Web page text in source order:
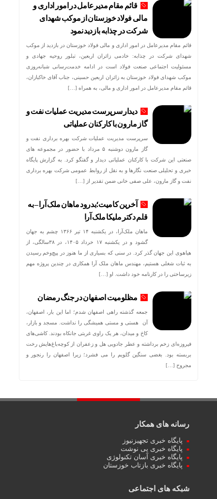
قائم مقام مدیرعامل در امور اداری و
مالی فولاد خوزستان از موکب شهدای
شرکت در چذابه بازدید نمود
قائم مقام مدیرعامل در امور اداری و مالی فولاد خوزستان در بازدید از موکب
شهدای شرکت در چذابه: خادمی زائران اربعین، تبلور روحیه جهادی و
مسئولیت اجتماعی صنعت فولاد است در ادامه خدمت‌رسانی شبانه‌روزی
موکب شهدای فولاد خوزستان به زائران اربعین حسینی، جناب آقای خاکبازان،
قائم مقام مدیرعامل در امور اداری و مالی، به همراه […]
دیدار سرپرست مدیریت عملیات نفت و
گاز مارون با کارکنان عملیاتی
سرپرست مدیریت عملیات شرکت بهره برداری نفت و
گاز مارون دوشنبه ۵ مرداد با حضور در مجموعه های
صنعتی این شرکت با کارکنان عملیاتی دیدار و گفتگو کرد. به گزارش پایگاه
خبری و تحلیلی صنعت نگارها و به نقل از روابط عمومی شرکت بهره برداری
نفت و گاز مارون، علی صفی خانی ضمن تقدیر از […]
آخرین کامیت؛بدرود ماهان ملک آرا – به
قلم دکتر ملیکا ملک آرا
ماهان ملک‌آرا، در یکشنبه ۱۴ تیر ۱۳۶۶ چشم به جهان
گشود و در یکشنبه ۱۷ خرداد ۱۴۰۵، در ۳۸سالگی، از
هیاهوی این جهان گذر کرد. در سنی که بسیاری از ما هنوز در پیچ‌وخم رسیدن
به ثبات شغلی هستیم، مهندس ماهان ملک آرا همکاری در چندین پروژه مهم
زیرساختی را در کارنامه خود داشت. او […]
مظلومیت اصفهان در جنگ رمضان
جمعه گذشته راهی اصفهان شدم؛ اما این بار، اصفهان،
آن هستی و مستی همیشگی را نداشت. مسجد و بازار،
کاخ و میدان، هر یک راوی غربتی جانکاه بودند. کاشی‌های
فیروزه‌ای زخم برداشته و عطر جادویی هل و زعفران از کوچه‌باغ‌هایش رخت
بربسته بود. بغضی سنگین گلویم را می فشرد؛ زیرا اصفهان را رنجور و
مجروح […]
رسانه های همکار
پایگاه خبری تجهیزنیوز
پایگاه خبری پی نوشت
پایگاه خبری آسان تکنولوژی
پایگاه خبری بازتاب خوزستان
شبکه های اجتماعی